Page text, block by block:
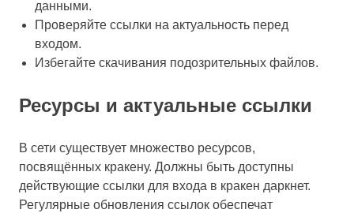
данными.
Проверяйте ссылки на актуальность перед
входом.
Избегайте скачивания подозрительных файлов.
Ресурсы и актуальные ссылки
В сети существует множество ресурсов,
посвящённых кракену. Должны быть доступны
действующие ссылки для входа в кракен даркнет.
Регулярные обновления ссылок обеспечат